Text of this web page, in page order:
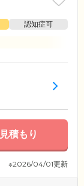
認知症可
積もり
※2026/04/01更新